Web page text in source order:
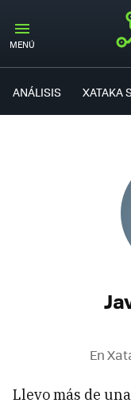
MENÚ
ANÁLISIS XATAKA
En
Llevo más de